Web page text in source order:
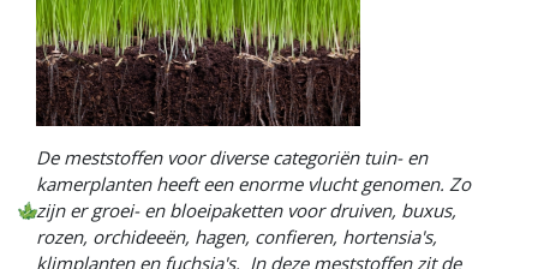
De meststoffen voor diverse categoriën tuin- en
kamerplanten heeft een enorme vlucht genomen. Zo
zijn er groei- en bloeipaketten voor druiven, buxus,
rozen, orchideeën, hagen, confieren, hortensia's,
klimplanten en fuchsia's. In deze meststoffen zit de